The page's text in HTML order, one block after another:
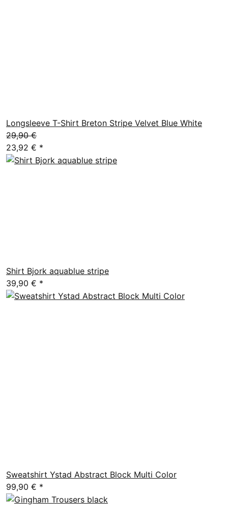
Longsleeve T-Shirt Breton Stripe Velvet Blue White
29,90 €
23,92 € *
Shirt Bjork aquablue stripe
39,90 € *
Sweatshirt Ystad Abstract Block Multi Color
99,90 € *